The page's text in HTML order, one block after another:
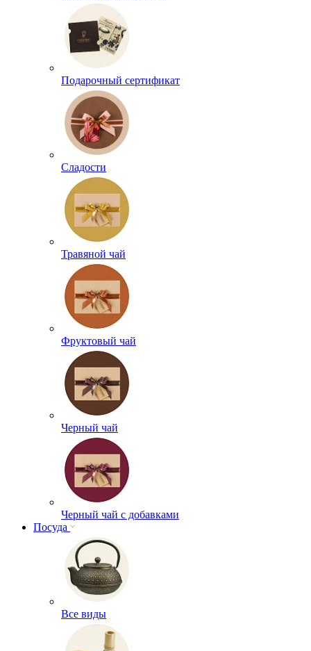
Подарочный сертификат
Сладости
Травяной чай
Фруктовый чай
Черный чай
Черный чай с добавками
Посуда
Все виды